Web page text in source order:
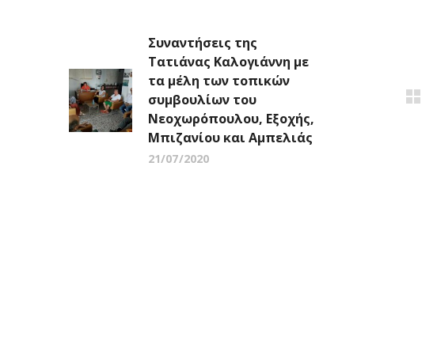
Συναντήσεις της
Τατιάνας Καλογιάννη με
τα μέλη των τοπικών
συμβουλίων του
Νεοχωρόπουλου, Εξοχής,
Μπιζανίου και Αμπελιάς
21/07/2020